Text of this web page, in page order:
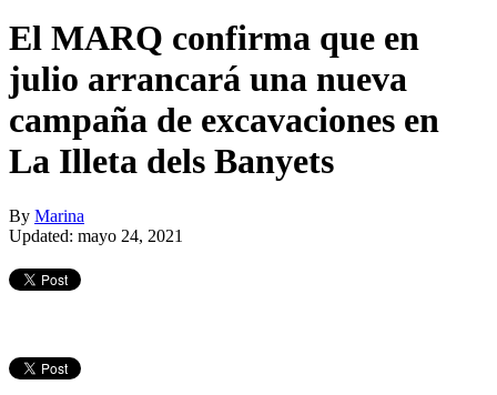
El MARQ confirma que en
julio arrancará una nueva
campaña de excavaciones en
La Illeta dels Banyets
By Marina
Updated: mayo 24, 2021